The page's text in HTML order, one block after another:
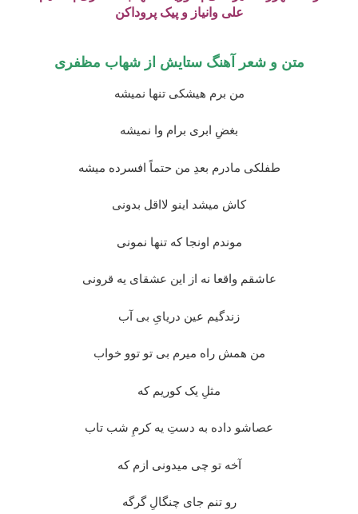
علی وانیاز و پیک پروداکن
متن و شعر آهنگ ستایش ازشهاب مظفری
من برم هیشکی تنها نمیشه
بغضِ ابری برام وا نمیشه
طفلکی مادرم بعدِ من حتماً افسرده میشه
کاش میشد اینو لااقل بدونی
موندم اونجا که تنها نمونی
عاشقم واقعا نه از این عشقای یه قرونی
زندگیم عین دریایِ بی آب
من همش راه میرم بی تو توو خواب
مثلِ یک کوریم که
عصاشو داده به دستِ یه کرمِ شب تاب
آخه تو چی میدونی ازم که
رو تنم جای چنگالِ گرگه